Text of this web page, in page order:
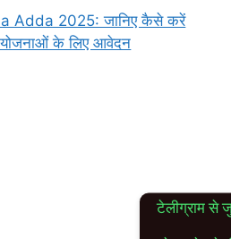
Adda 2025: जानिए कैसे करें
योजनाओं के लिए आवेदन
टेलीग्राम से